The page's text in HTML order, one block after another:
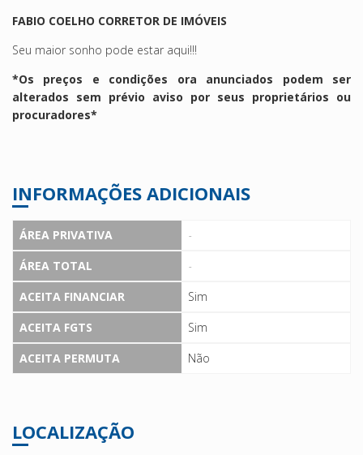
FABIO COELHO CORRETOR DE IMÓVEIS
Seu maior sonho pode estar aqui!!!
*Os preços e condições ora anunciados podem ser
alterados sem prévio aviso por seus proprietários ou
procuradores*
INFORMAÇÕES ADICIONAIS
ÁREA PRIVATIVA -
ÁREA TOTAL -
ACEITA FINANCIAR
Sim
ACEITA FGTS
Sim
ACEITA PERMUTA
Não
LOCALIZAÇÃO